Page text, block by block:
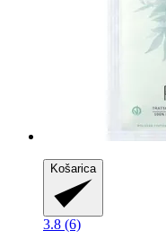
Košarica
3.8 (6)